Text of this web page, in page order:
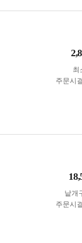
최
주문시
낱개
주문시